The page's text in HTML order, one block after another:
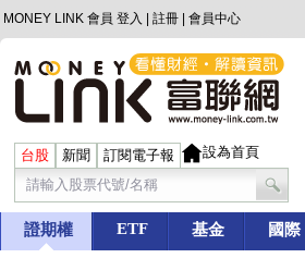
MONEY LINK 會員 登入 註冊 會員中心
台股 新聞 訂閱電子報 設為首頁
證期權 ETF 基金 國際